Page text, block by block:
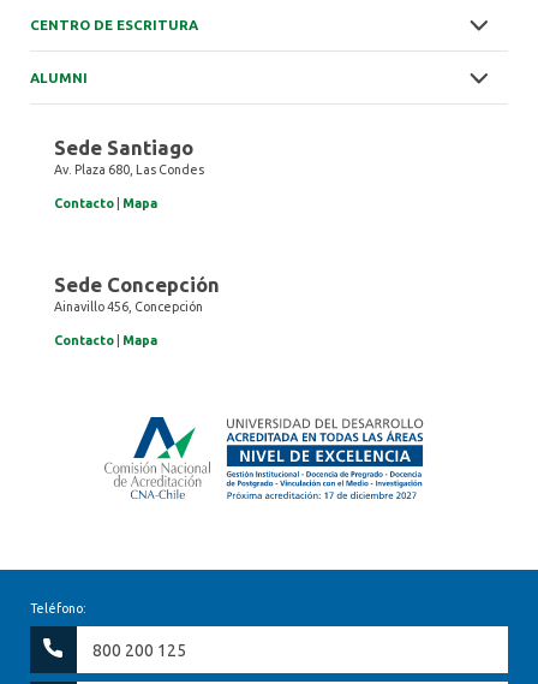
CENTRO DE ESCRITURA
ALUMNI
Sede Santiago
Av. Plaza 680, Las Condes
Contacto Mapa
Sede Concepción
Ainavillo 456, Concepción
Contacto Mapa
Teléfono:
800 200 125